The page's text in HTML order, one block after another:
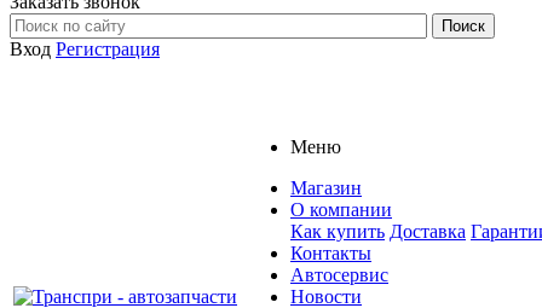
Вход Регистрация
Меню
Магазин
О компании
Как купить Доставка
Контакты
Автосервис
Новости